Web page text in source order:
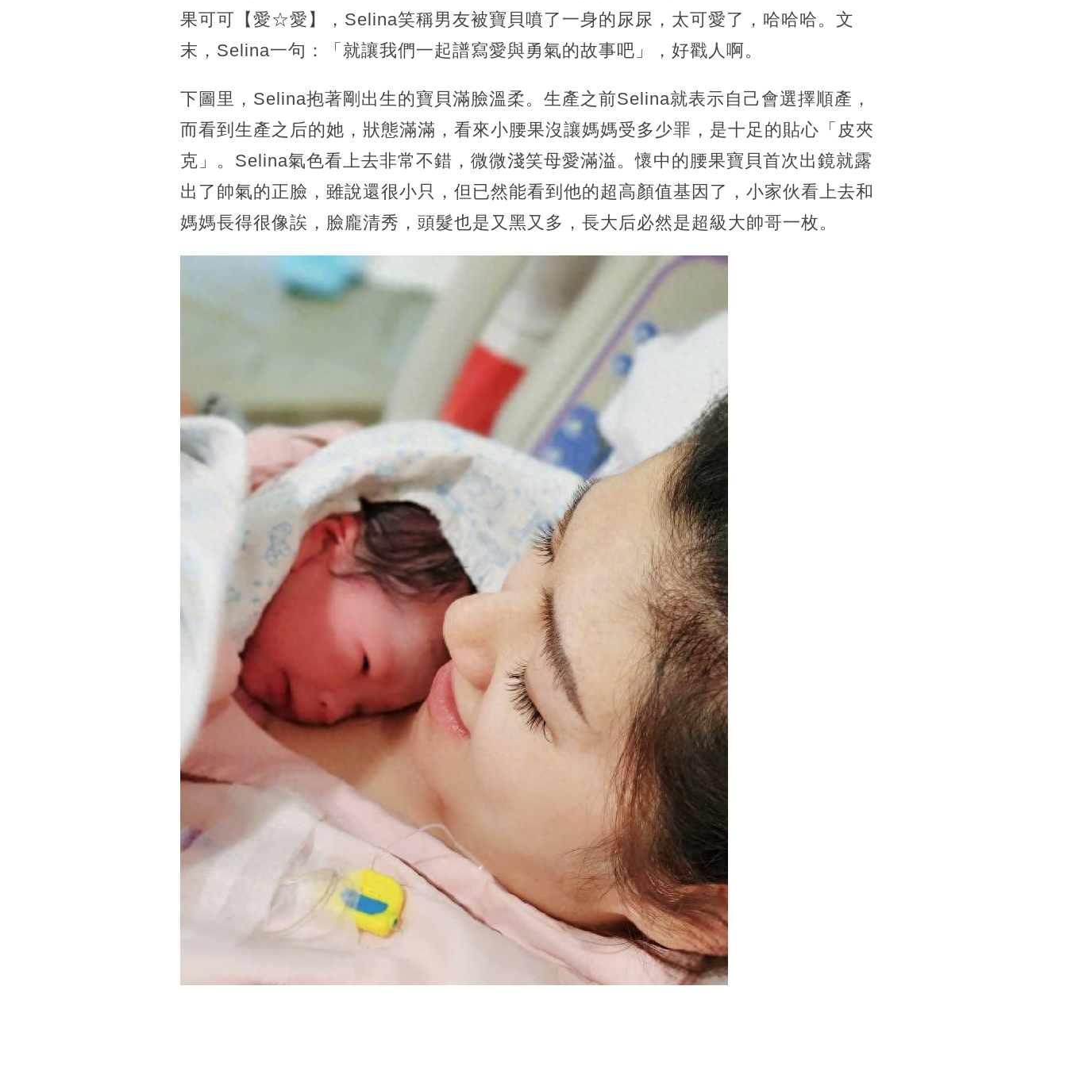
果可可【愛☆愛】，Selina笑稱男友被寶貝噴了一身的尿尿，太可愛了，哈哈哈。文
末，Selina一句：「就讓我們一起譜寫愛與勇氣的故事吧」，好戳人啊。
下圖里，Selina抱著剛出生的寶貝滿臉溫柔。生產之前Selina就表示自己會選擇順產，
而看到生產之后的她，狀態滿滿，看來小腰果沒讓媽媽受多少罪，是十足的貼心「皮夾
克」。Selina氣色看上去非常不錯，微微淺笑母愛滿溢。懷中的腰果寶貝首次出鏡就露
出了帥氣的正臉，雖說還很小只，但已然能看到他的超高顏值基因了，小家伙看上去和
媽媽長得很像誒，臉龐清秀，頭髮也是又黑又多，長大后必然是超級大帥哥一枚。